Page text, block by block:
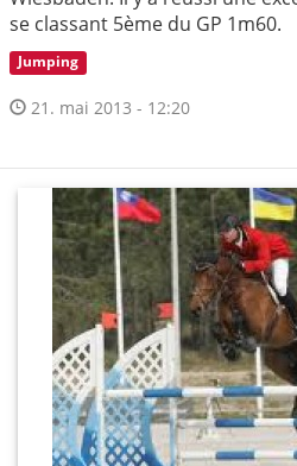
se classant 5ème du GP 1m60.
Jumping
21. mai 2013 - 12:20